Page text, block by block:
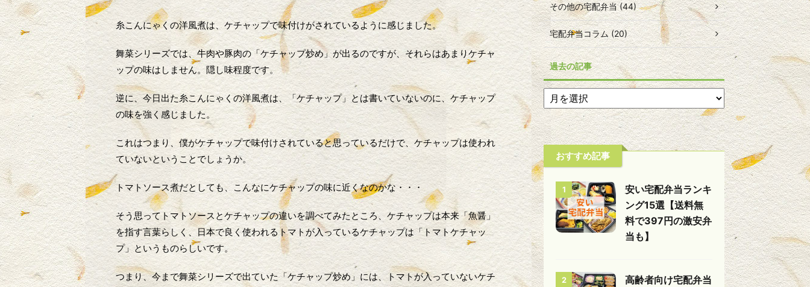
糸こんにゃくの洋風煮は、ケチャップで味付けがされているように感じました。
舞菜シリーズでは、牛肉や豚肉の「ケチャップ炒め」が出るのですが、それらはあまりケチャ
ップの味はしません。隠し味程度です。
逆に、今日出た糸こんにゃくの洋風煮は、「ケチャップ」とは書いていないのに、ケチャップ
の味を強く感じました。
これはつまり、僕がケチャップで味付けされていると思っているだけで、ケチャップは使われ
ていないということでしょうか。
トマトソース煮だとしても、こんなにケチャップの味に近くなのかな・・・
そう思ってトマトソースとケチャップの違いを調べてみたところ、ケチャップは本来「魚醤」
を指す言葉らしく、日本で良く使われるトマトが入っているケチャップは「トマトケチャッ
プ」というものらしいです。
つまり、今まで舞菜シリーズで出ていた「ケチャップ炒め」には、トマトが入っていないケチ
その他の宅配弁当 (44)
宅配弁当コラム (20)
過去の記事
おすすめ記事
1
安い宅配弁当ランキ
ング15選【送料無
料で397円の激安弁
当も】
2 高齢者向け宅配弁当